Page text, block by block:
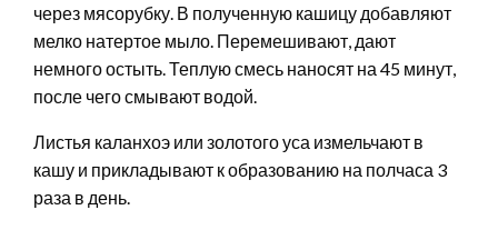
через мясорубку. В полученную кашицу добавляют
мелко натертое мыло. Перемешивают, дают
немного остыть. Теплую смесь наносят на 45 минут,
после чего смывают водой.
Листья каланхоэ или золотого уса измельчают в
кашу и прикладывают к образованию на полчаса 3
раза в день.